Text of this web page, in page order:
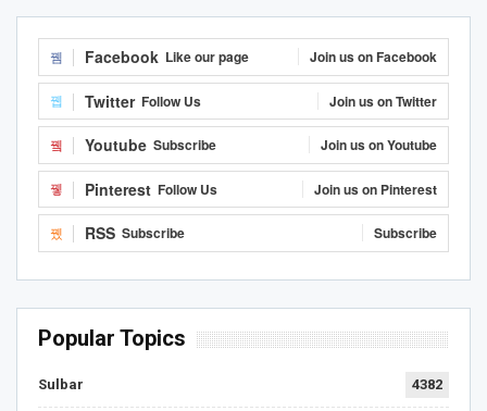
Facebook Like our page Join us on Facebook
Twitter Follow Us Join us on Twitter
Youtube Subscribe Join us on Youtube
Pinterest Follow Us Join us on Pinterest
RSS Subscribe Subscribe
Popular Topics
Sulbar 4382